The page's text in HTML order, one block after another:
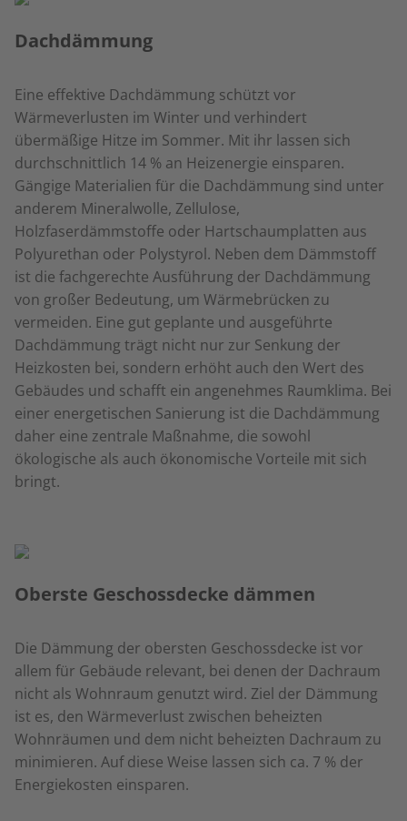
Dachdämmung
Eine effektive Dachdämmung schützt vor
Wärmeverlusten im Winter und verhindert
übermäßige Hitze im Sommer. Mit ihr lassen sich
durchschnittlich 14 % an Heizenergie einsparen.
Gängige Materialien für die Dachdämmung sind unter
anderem Mineralwolle, Zellulose,
Holzfaserdämmstoffe oder Hartschaumplatten aus
Polyurethan oder Polystyrol. Neben dem Dämmstoff
ist die fachgerechte Ausführung der Dachdämmung
von großer Bedeutung, um Wärmebrücken zu
vermeiden. Eine gut geplante und ausgeführte
Dachdämmung trägt nicht nur zur Senkung der
Heizkosten bei, sondern erhöht auch den Wert des
Gebäudes und schafft ein angenehmes Raumklima. Bei
einer energetischen Sanierung ist die Dachdämmung
daher eine zentrale Maßnahme, die sowohl
ökologische als auch ökonomische Vorteile mit sich
bringt.
Oberste Geschossdecke dämmen
Die Dämmung der obersten Geschossdecke ist vor
allem für Gebäude relevant, bei denen der Dachraum
nicht als Wohnraum genutzt wird. Ziel der Dämmung
ist es, den Wärmeverlust zwischen beheizten
Wohnräumen und dem nicht beheizten Dachraum zu
minimieren. Auf diese Weise lassen sich ca. 7 % der
Energiekosten einsparen.